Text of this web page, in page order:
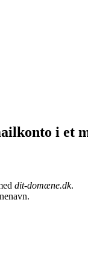
i et
dit-domæne.dk.